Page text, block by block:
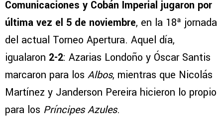
Comunicaciones y Cobán Imperial jugaron por
última vez el 5 de noviembre, en la 18ª jornada
del actual Torneo Apertura. Aquel día,
igualaron 2-2: Azarias Londoño y Óscar Santis
marcaron para los Albos, mientras que Nicolás
Martínez y Janderson Pereira hicieron lo propio
para los Príncipes Azules.